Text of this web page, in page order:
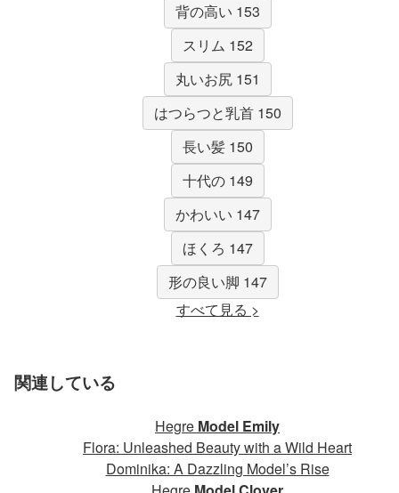
背の高い 153
スリム 152
丸いお尻 151
はつらつと乳首 150
長い髪 150
十代の 149
かわいい 147
ほくろ 147
形の良い脚 147
すべて見る >
関連している
Hegre Model Emily
Flora: Unleashed Beauty with a Wild Heart
Dominika: A Dazzling Model’s Rise